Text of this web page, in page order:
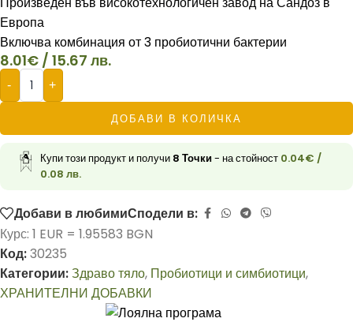
Европа
Включва комбинация от 3 пробиотични бактерии
8.01€ / 15.67 лв.
- +
ДОБАВИ В КОЛИЧКА
Купи този продукт и получи 8 Точки- на стойност 0.04€ /
0.08 лв.
Добави в любимиСподели в:
Курс: 1 EUR = 1.95583 BGN
Код:30235
Категории:Здраво тяло, Пробиотици и симбиотици,
ХРАНИТЕЛНИ ДОБАВКИ